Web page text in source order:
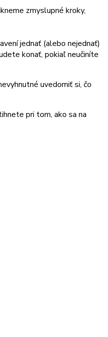
zmyslupné kroky,
jednať (alebo nejednať)
konať, pokiaľ neučiníte
uvedomiť si, čo
pri tom, ako sa na